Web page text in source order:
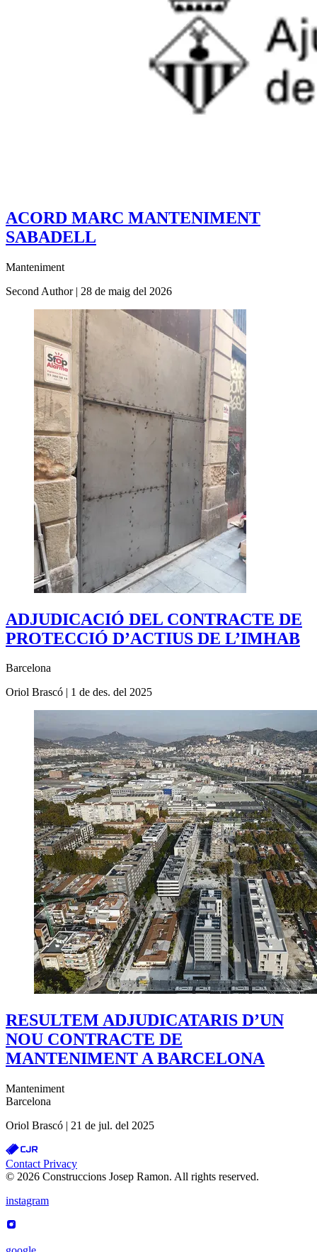
ACORD MARC MANTENIMENT
SABADELL
Manteniment
Second Author | 28 de maig del 2026
ADJUDICACIÓ DEL CONTRACTE DE
PROTECCIÓ D’ACTIUS DE L’IMHAB
Barcelona
Oriol Brascó | 1 de des. del 2025
RESULTEM ADJUDICATARIS D’UN
NOU CONTRACTE DE
MANTENIMENT A BARCELONA
Manteniment
Barcelona
Oriol Brascó | 21 de jul. del 2025
Contact Privacy
© 2026 Construccions Josep Ramon. All rights reserved.
instagram